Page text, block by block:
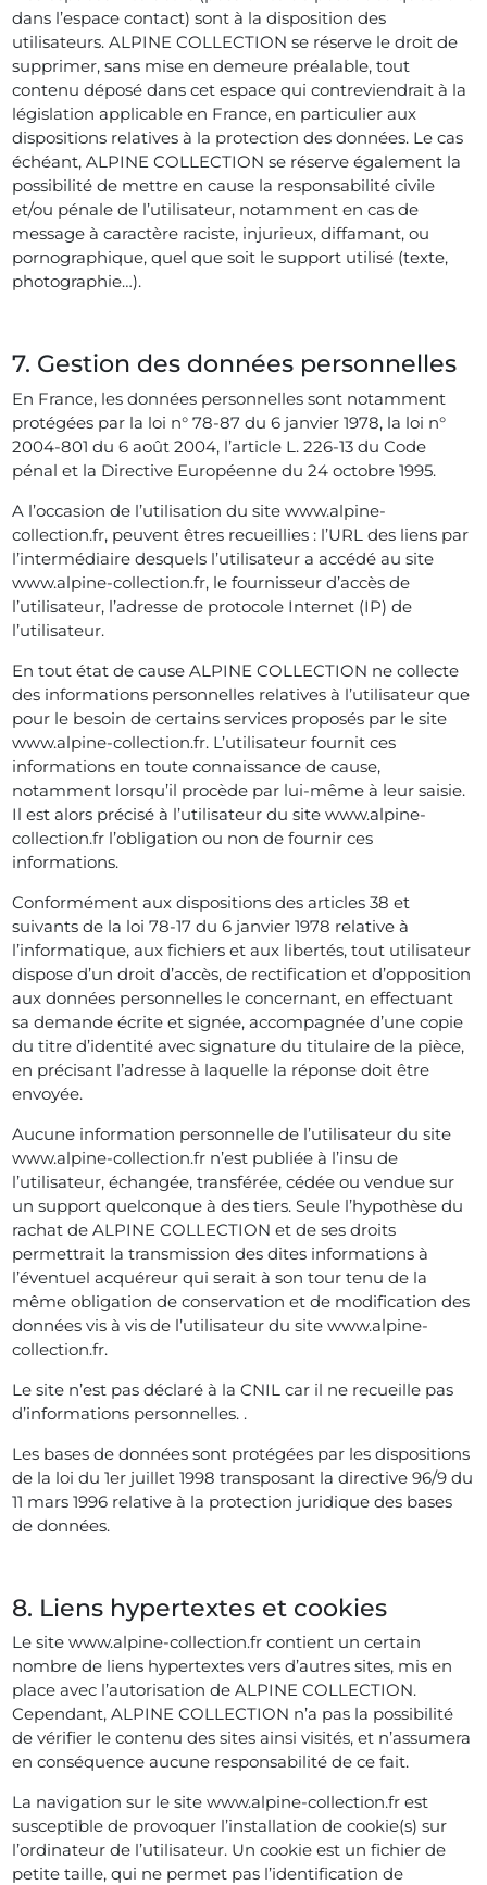
dans l’espace contact) sont à la disposition des
utilisateurs. ALPINE COLLECTION se réserve le droit de
supprimer, sans mise en demeure préalable, tout
contenu déposé dans cet espace qui contreviendrait à la
législation applicable en France, en particulier aux
dispositions relatives à la protection des données. Le cas
échéant, ALPINE COLLECTION se réserve également la
possibilité de mettre en cause la responsabilité civile
et/ou pénale de l’utilisateur, notamment en cas de
message à caractère raciste, injurieux, diffamant, ou
pornographique, quel que soit le support utilisé (texte,
photographie…).
7. Gestion des données personnelles
En France, les données personnelles sont notamment
protégées par la loi n° 78-87 du 6 janvier 1978, la loi n°
2004-801 du 6 août 2004, l’article L. 226-13 du Code
pénal et la Directive Européenne du 24 octobre 1995.
A l’occasion de l’utilisation du site www.alpine-
collection.fr, peuvent êtres recueillies : l’URL des liens par
l’intermédiaire desquels l’utilisateur a accédé au site
www.alpine-collection.fr, le fournisseur d’accès de
l’utilisateur, l’adresse de protocole Internet (IP) de
l’utilisateur.
En tout état de cause ALPINE COLLECTION ne collecte
des informations personnelles relatives à l’utilisateur que
pour le besoin de certains services proposés par le site
www.alpine-collection.fr. L’utilisateur fournit ces
informations en toute connaissance de cause,
notamment lorsqu’il procède par lui-même à leur saisie.
Il est alors précisé à l’utilisateur du site www.alpine-
collection.fr l’obligation ou non de fournir ces
informations.
Conformément aux dispositions des articles 38 et
suivants de la loi 78-17 du 6 janvier 1978 relative à
l’informatique, aux fichiers et aux libertés, tout utilisateur
dispose d’un droit d’accès, de rectification et d’opposition
aux données personnelles le concernant, en effectuant
sa demande écrite et signée, accompagnée d’une copie
du titre d’identité avec signature du titulaire de la pièce,
en précisant l’adresse à laquelle la réponse doit être
envoyée.
Aucune information personnelle de l’utilisateur du site
www.alpine-collection.fr n’est publiée à l’insu de
l’utilisateur, échangée, transférée, cédée ou vendue sur
un support quelconque à des tiers. Seule l’hypothèse du
rachat de ALPINE COLLECTION et de ses droits
permettrait la transmission des dites informations à
l’éventuel acquéreur qui serait à son tour tenu de la
même obligation de conservation et de modification des
données vis à vis de l’utilisateur du site www.alpine-
collection.fr.
Le site n’est pas déclaré à la CNIL car il ne recueille pas
d’informations personnelles. .
Les bases de données sont protégées par les dispositions
de la loi du 1er juillet 1998 transposant la directive 96/9 du
11 mars 1996 relative à la protection juridique des bases
de données.
8. Liens hypertextes et cookies
Le site www.alpine-collection.fr contient un certain
nombre de liens hypertextes vers d’autres sites, mis en
place avec l’autorisation de ALPINE COLLECTION.
Cependant, ALPINE COLLECTION n’a pas la possibilité
de vérifier le contenu des sites ainsi visités, et n’assumera
en conséquence aucune responsabilité de ce fait.
La navigation sur le site www.alpine-collection.fr est
susceptible de provoquer l’installation de cookie(s) sur
l’ordinateur de l’utilisateur. Un cookie est un fichier de
petite taille, qui ne permet pas l’identification de